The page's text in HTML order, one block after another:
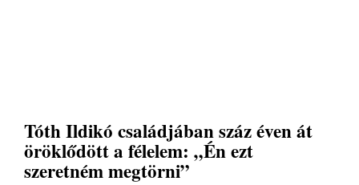
Tóth Ildikó családjában száz éven át
öröklődött a félelem: „Én ezt
szeretném megtörni”